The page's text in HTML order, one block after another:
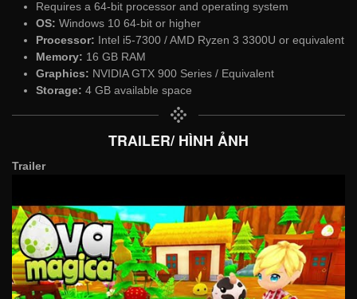
Requires a 64-bit processor and operating system
OS: Windows 10 64-bit or higher
Processor: Intel i5-7300 / AMD Ryzen 3 3300U or equivalent
Memory: 16 GB RAM
Graphics: NVIDIA GTX 900 Series / Equivalent
Storage: 4 GB available space
TRAILER/ HÌNH ẢNH
Trailer